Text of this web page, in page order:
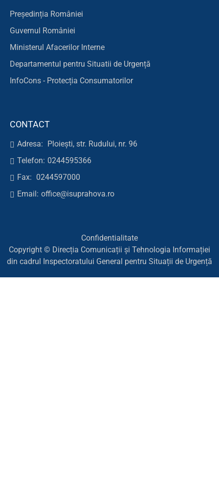
Președinția României
Guvernul României
Ministerul Afacerilor Interne
Departamentul pentru Situatii de Urgență
InfoCons - Protecția Consumatorilor
CONTACT
Adresa: Ploiești, str. Rudului, nr. 96
Telefon: 0244595366
Fax: 0244597000
Email: office@isuprahova.ro
Confidentialitate
Copyright © Direcția Comunicații și Tehnologia Informației
din cadrul Inspectoratului General pentru Situații de Urgență